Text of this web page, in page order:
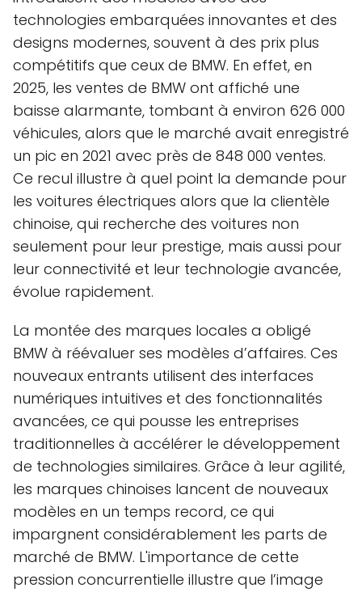
technologies embarquées innovantes et des
designs modernes, souvent à des prix plus
compétitifs que ceux de BMW. En effet, en
2025, les ventes de BMW ont affiché une
baisse alarmante, tombant à environ 626 000
véhicules, alors que le marché avait enregistré
un pic en 2021 avec près de 848 000 ventes.
Ce recul illustre à quel point la demande pour
les voitures électriques alors que la clientèle
chinoise, qui recherche des voitures non
seulement pour leur prestige, mais aussi pour
leur connectivité et leur technologie avancée,
évolue rapidement.
La montée des marques locales a obligé
BMW à réévaluer ses modèles d’affaires. Ces
nouveaux entrants utilisent des interfaces
numériques intuitives et des fonctionnalités
avancées, ce qui pousse les entreprises
traditionnelles à accélérer le développement
de technologies similaires. Grâce à leur agilité,
les marques chinoises lancent de nouveaux
modèles en un temps record, ce qui
impargnent considérablement les parts de
marché de BMW. L'importance de cette
pression concurrentielle illustre que l’image